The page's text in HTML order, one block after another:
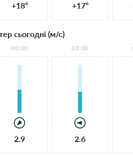
+18° +17°
сьогодні (м/с)
00:00
2.9
03:00
2.6